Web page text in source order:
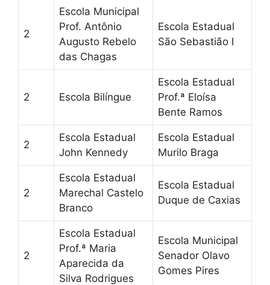
2
Escola Municipal
Prof. Antônio
Augusto Rebelo
das Chagas
Escola Estadual
São Sebastião I
2 Escola Bilíngue
Escola Estadual
Prof.ª Eloísa
Bente Ramos
2
Escola Estadual
John Kennedy
Escola Estadual
Murilo Braga
2
Escola Estadual
Marechal Castelo
Branco
Escola Estadual
Duque de Caxias
2
Escola Estadual
Prof.ª Maria
Aparecida da
Silva Rodrigues
Escola Municipal
Senador Olavo
Gomes Pires